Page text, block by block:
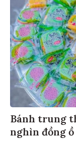
Bánh trung
nghìn đồng